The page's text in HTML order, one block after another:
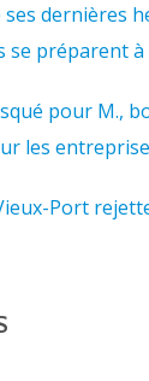
dernières
se préparent à
pour M.,
les
Port